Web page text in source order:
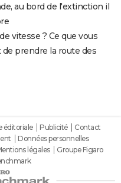
au bord de l'extinction il
vitesse ? Ce que vous
prendre la route des
éditoriale Publicité
Contact
Données personnelles
légales
Groupe Figaro